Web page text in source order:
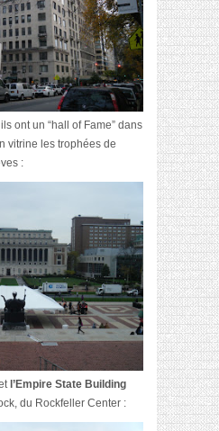
, ils ont un “hall of Fame” dans
vitrine les trophées de
:
l’Empire State Building
du Rockfeller Center :